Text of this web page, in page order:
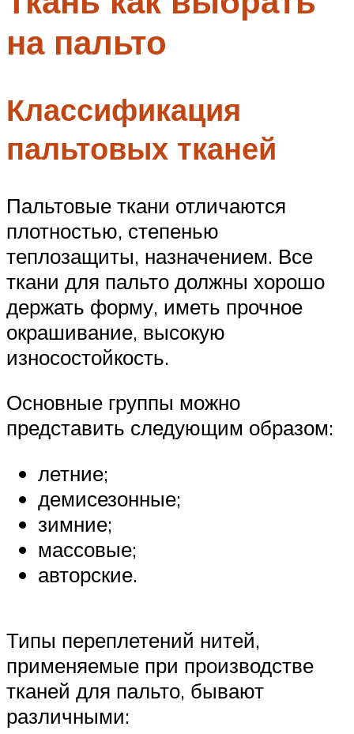
Меню
на пальто
Классификация
пальтовых тканей
Пальтовые ткани отличаются
плотностью, степенью
теплозащиты, назначением. Все
ткани для пальто должны хорошо
держать форму, иметь прочное
окрашивание, высокую
износостойкость.
Основные группы можно
представить следующим образом:
летние;
демисезонные;
зимние;
массовые;
авторские.
Типы переплетений нитей,
применяемые при производстве
тканей для пальто, бывают
различными: